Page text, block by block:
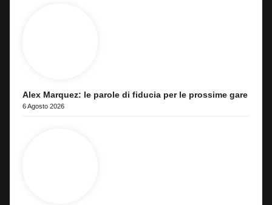
Alex Marquez: le parole di fiducia per le prossime gare
6 Agosto 2026